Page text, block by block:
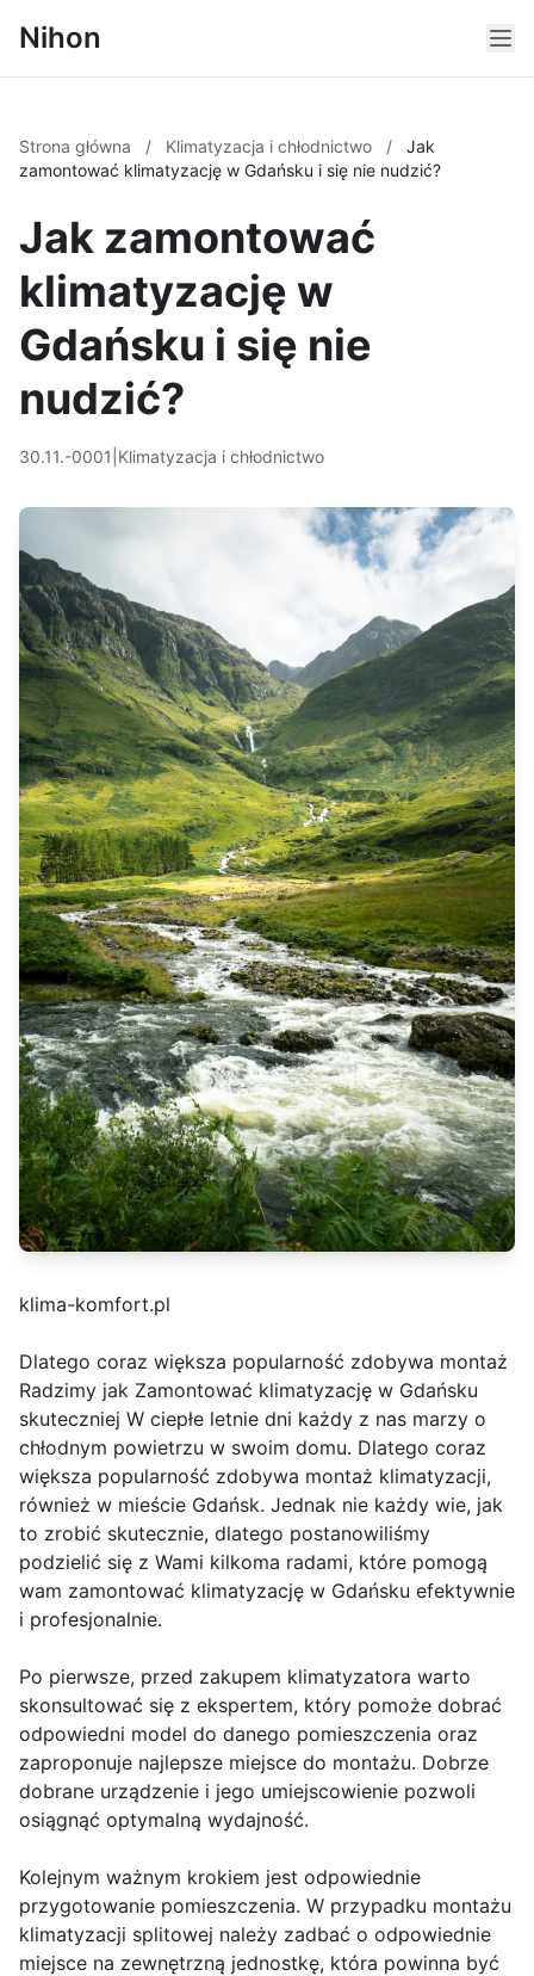
Nihon
Strona główna / Klimatyzacja i chłodnictwo /
Jak
zamontować klimatyzację w Gdańsku i się nie nudzić?
Jak zamontować
klimatyzację w
Gdańsku i się nie
nudzić?
30.11.-0001 Klimatyzacja i chłodnictwo
klima-komfort.pl
Dlatego coraz większa popularność zdobywa montaż
Radzimy jak Zamontować klimatyzację w Gdańsku
skuteczniej W ciepłe letnie dni każdy z nas marzy o
chłodnym powietrzu w swoim domu. Dlatego coraz
większa popularność zdobywa montaż klimatyzacji,
również w mieście Gdańsk. Jednak nie każdy wie, jak
to zrobić skutecznie, dlatego postanowiliśmy
podzielić się z Wami kilkoma radami, które pomogą
wam zamontować klimatyzację w Gdańsku efektywnie
i profesjonalnie.
Po pierwsze, przed zakupem klimatyzatora warto
skonsultować się z ekspertem, który pomoże dobrać
odpowiedni model do danego pomieszczenia oraz
zaproponuje najlepsze miejsce do montażu. Dobrze
dobrane urządzenie i jego umiejscowienie pozwoli
osiągnąć optymalną wydajność.
Kolejnym ważnym krokiem jest odpowiednie
przygotowanie pomieszczenia. W przypadku montażu
klimatyzacji splitowej należy zadbać o odpowiednie
miejsce na zewnętrzną jednostkę, która powinna być